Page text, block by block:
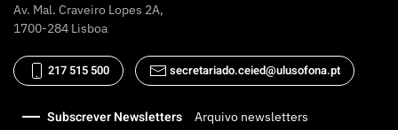
Av. Mal. Craveiro Lopes 2A,
1700-284 Lisboa
217 515 500 secretariado.ceied@ulusofona.pt
Subscrever Newsletters Arquivo newsletters